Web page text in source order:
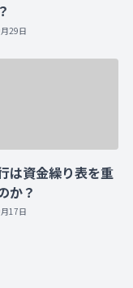
29日
は資金繰り表を重
か？
17日